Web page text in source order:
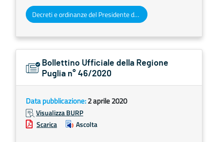
Decreti e ordinanze del Presidente della Giunta regionale
Bollettino Ufficiale della Regione
Puglia n° 46/2020
Data pubblicazione:2 aprile 2020
Visualizza BURP
Scarica
Ascolta